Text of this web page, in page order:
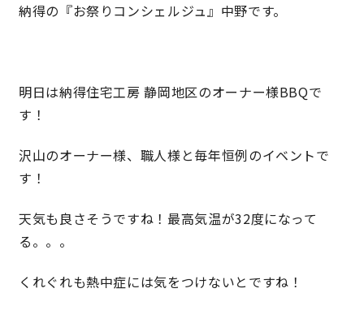
OWNER’S SITE オーナーズサイト
nattoku グループコーポレートサイト
納得の『お祭りコンシェルジュ』中野です。
明日は納得住宅工房 静岡地区のオーナー様BBQで
す！
沢山のオーナー様、職人様と毎年恒例のイベントで
す！
天気も良さそうですね！最高気温が32度になって
る。。。
くれぐれも熱中症には気をつけないとですね！